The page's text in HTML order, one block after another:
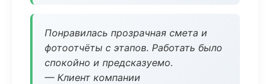
Понравилась прозрачная смета и
фотоотчёты с этапов. Работать было
спокойно и предсказуемо.
— Клиент компании